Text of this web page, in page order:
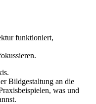
funktioniert,
Bildgestaltung an die
was und